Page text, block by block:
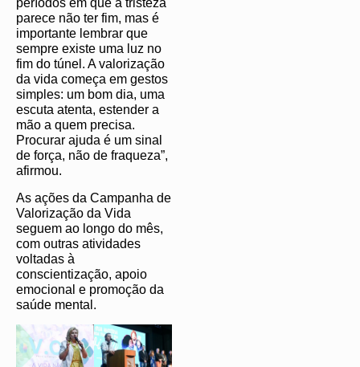
períodos em que a tristeza
parece não ter fim, mas é
importante lembrar que
sempre existe uma luz no
fim do túnel. A valorização
da vida começa em gestos
simples: um bom dia, uma
escuta atenta, estender a
mão a quem precisa.
Procurar ajuda é um sinal
de força, não de fraqueza”,
afirmou.
As ações da Campanha de
Valorização da Vida
seguem ao longo do mês,
com outras atividades
voltadas à
conscientização, apoio
emocional e promoção da
saúde mental.